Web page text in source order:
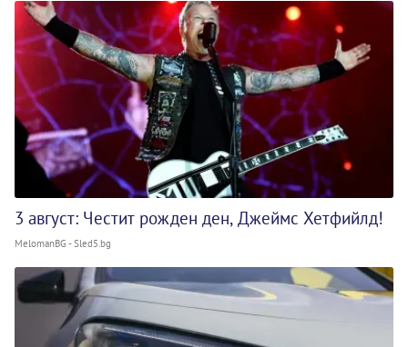
3 август: Честит рожден ден, Джеймс Хетфийлд!
MelomanBG - Sled5.bg